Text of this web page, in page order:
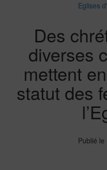
Eglises
Des
diverses
mettent
statut des
Publié